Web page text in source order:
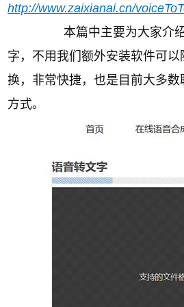
http://www.zaixianai.cn/
本篇中主要为大家介绍
字，不用我们额外安装软件可
换，非常快捷，也是目前大多
方式。